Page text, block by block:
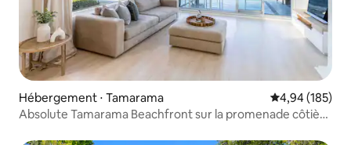
Hébergement ⋅ Tamarama Évaluation
4,94 (185)
Absolute Tamarama Beachfront sur la promenade côtière